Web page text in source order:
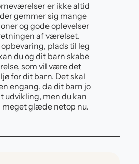
er ikke altid
gemmer sig mange
og gode oplevelser
af værelset.
plads til leg
du og dit barn skabe
som vil være det
for dit barn. Det skal
engang, da dit barn jo
udvikling, men du kan
meget glæde netop nu.